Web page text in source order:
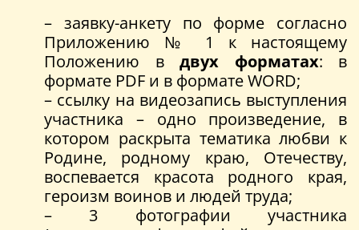
– заявку-анкету по форме согласно
Приложению № 1 к настоящему
Положению в двух форматах: в
формате PDF и в формате WORD;
– ссылку на видеозапись выступления
участника – одно произведение, в
котором раскрыта тематика любви к
Родине, родному краю, Отечеству,
воспевается красота родного края,
героизм воинов и людей труда;
– 3 фотографии участника